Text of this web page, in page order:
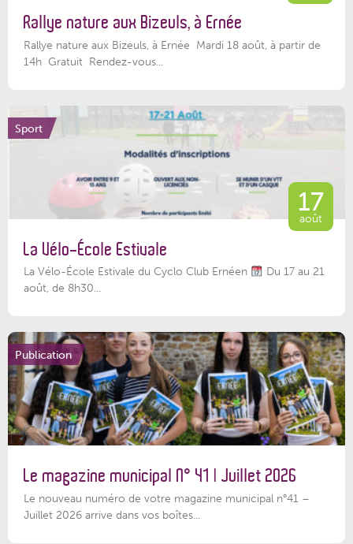
Rallye nature aux Bizeuls, à Ernée
Rallye nature aux Bizeuls, à Ernée Mardi 18 août, à partir de
14h Gratuit Rendez-vous...
Sport
17
août
La Vélo-École Estivale
La Vélo-École Estivale du Cyclo Club Ernéen
Du 17 au 21
août, de 8h30...
Publication
Le magazine municipal N° 41 | Juillet 2026
Le nouveau numéro de votre magazine municipal n°41 –
Juillet 2026 arrive dans vos boîtes...